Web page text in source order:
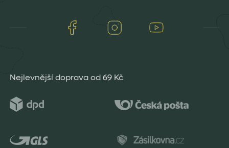
Facebook Instagram
Nejlevnější doprava od 69 Kč